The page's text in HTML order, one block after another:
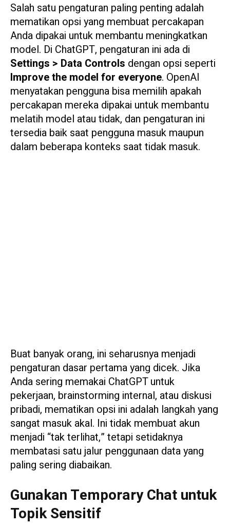
Salah satu pengaturan paling penting adalah
mematikan opsi yang membuat percakapan
Anda dipakai untuk membantu meningkatkan
model. Di ChatGPT, pengaturan ini ada di
Settings > Data Controls dengan opsi seperti
Improve the model for everyone. OpenAI
menyatakan pengguna bisa memilih apakah
percakapan mereka dipakai untuk membantu
melatih model atau tidak, dan pengaturan ini
tersedia baik saat pengguna masuk maupun
dalam beberapa konteks saat tidak masuk.
Buat banyak orang, ini seharusnya menjadi
pengaturan dasar pertama yang dicek. Jika
Anda sering memakai ChatGPT untuk
pekerjaan, brainstorming internal, atau diskusi
pribadi, mematikan opsi ini adalah langkah yang
sangat masuk akal. Ini tidak membuat akun
menjadi “tak terlihat,” tetapi setidaknya
membatasi satu jalur penggunaan data yang
paling sering diabaikan.
Gunakan Temporary Chat untuk
Topik Sensitif